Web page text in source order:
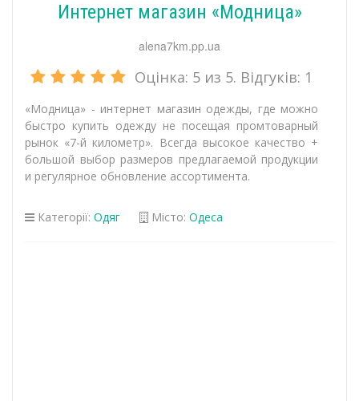
Интернет магазин «Модница»
alena7km.pp.ua
Оцінка: 5 из 5. Відгуків: 1
«Модница» - интернет магазин одежды, где можно
быстро купить одежду не посещая промтоварный
рынок «7-й километр». Всегда высокое качество +
большой выбор размеров предлагаемой продукции
и регулярное обновление ассортимента.
Категорії: Одяг Місто: Одеса